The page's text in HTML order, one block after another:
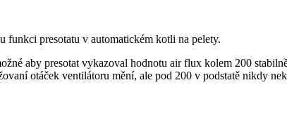
funkci presotatu v automatickém kotli na pelety.
aby presotat vykazoval hodnotu air flux kolem 200
otáček ventilátoru mění, ale pod 200 v podstatě nikdy